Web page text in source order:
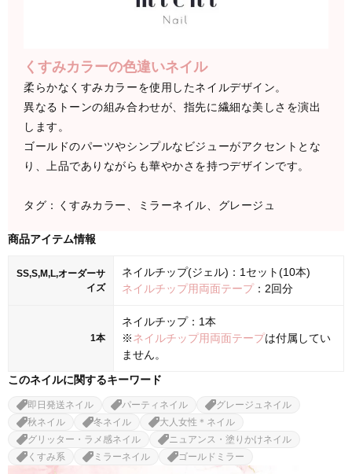
くすみカラーの色違いネイル
柔らかなくすみカラーを使用したネイルデザイン。
異なるトーンの組み合わせが、指先に繊細な美しさを演出
します。
ゴールドのパーツやシンプルなビジューがアクセントとな
り、上品でありながらも華やかさを持つデザインです。
タグ：くすみカラー、ミラーネイル、グレージュ
商品アイテム情報
SS,S,M,L,オーダーサ
イズ
ネイルチップ(ジェル)：1セット(10本)
ネイルチップ用両面テープ：2回分
1本
ネイルチップ：1本
※ネイルチップ用両面テープは付属してい
ません。
このネイルに関するキーワード
即日発送ネイル パーティネイル
グレージュネイル
秋ネイル
冬ネイル
大人女性＊ネイル
グリッター・ラメ感ネイル
ニュアンス・塗りかけネイル
くすみ系
ミラーネイル ゴールドミラー